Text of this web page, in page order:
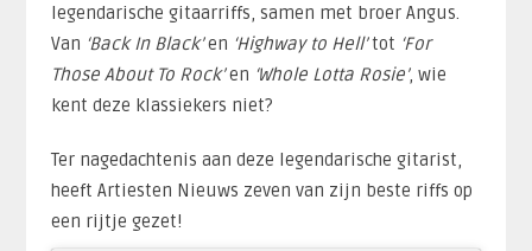
legendarische gitaarriffs, samen met broer Angus.
Van ‘Back In Black’en ‘Highway to Hell’tot ‘For
Those About To Rock’en ‘Whole Lotta Rosie’, wie
kent deze klassiekers niet?
Ter nagedachtenis aan deze legendarische gitarist,
heeft Artiesten Nieuws zeven van zijn beste riffs op
een rijtje gezet!